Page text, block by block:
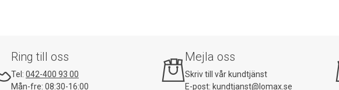
Ring till oss
Tel: 042-400 93 00
Mån-fre: 08:30-16:00
Mejla oss
Skriv till vår kundtjänst
E-post: kundtjanst@lomax.se